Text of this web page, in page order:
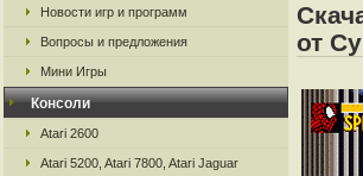
Новости игр и программ
Вопросы и предложения
Мини Игры
Консоли
Atari 2600
Atari 5200, Atari 7800, Atari Jaguar
от